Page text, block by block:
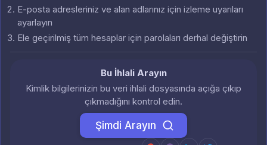
E-posta adresleriniz ve alan adlarınız için izleme uyarıları
ayarlayın
Ele geçirilmiş tüm hesaplar için parolaları derhal değiştirin
Bu İhlali Arayın
Kimlik bilgilerinizin bu veri ihlali dosyasında açığa çıkıp
çıkmadığını kontrol edin.
Şimdi Arayın